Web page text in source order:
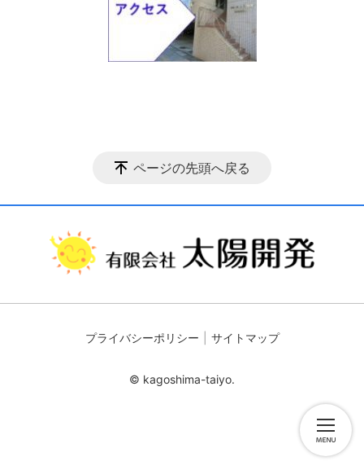
ページの先頭へ戻る
プライバシーポリシー サイトマップ
© kagoshima-taiyo.